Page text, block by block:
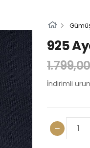
925
İndirimli urun